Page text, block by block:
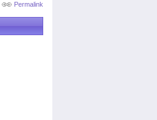
Permalink